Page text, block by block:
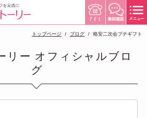
トップページ ブログ 格安二次会プチギフト
リー オフィシャルブロ
グ